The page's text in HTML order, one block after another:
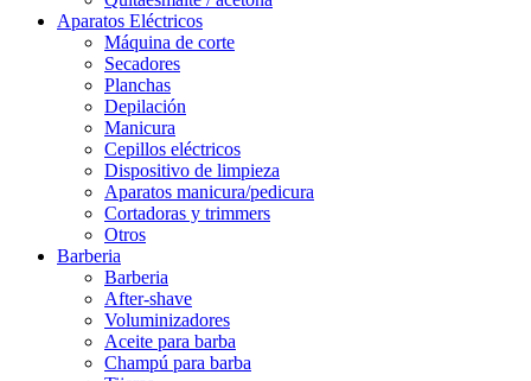
Aparatos Eléctricos
Máquina de corte
Secadores
Planchas
Depilación
Manicura
Cepillos eléctricos
Dispositivo de limpieza
Aparatos manicura/pedicura
Cortadoras y trimmers
Otros
Barberia
Barberia
After-shave
Voluminizadores
Aceite para barba
Champú para barba